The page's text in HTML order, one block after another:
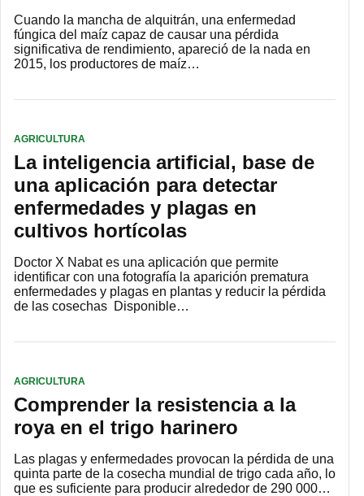
Cuando la mancha de alquitrán, una enfermedad
fúngica del maíz capaz de causar una pérdida
significativa de rendimiento, apareció de la nada en
2015, los productores de maíz…
AGRICULTURA
La inteligencia artificial, base de
una aplicación para detectar
enfermedades y plagas en
cultivos hortícolas
Doctor X Nabat es una aplicación que permite
identificar con una fotografía la aparición prematura
enfermedades y plagas en plantas y reducir la pérdida
de las cosechas Disponible…
AGRICULTURA
Comprender la resistencia a la
roya en el trigo harinero
Las plagas y enfermedades provocan la pérdida de una
quinta parte de la cosecha mundial de trigo cada año, lo
que es suficiente para producir alrededor de 290 000…